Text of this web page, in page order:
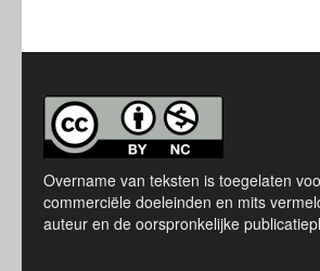
Overname van teksten is toegelaten
commerciële doeleinden en mits
auteur en de oorspronkelijke